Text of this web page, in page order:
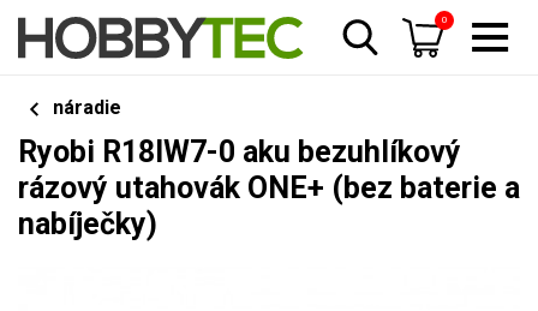
0
náradie
Ryobi R18IW7-0 aku bezuhlíkový
rázový utahovák ONE+ (bez baterie a
nabíječky)